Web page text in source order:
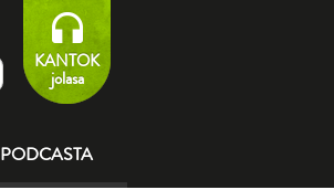
KANTOK
jolasa
PODCASTA